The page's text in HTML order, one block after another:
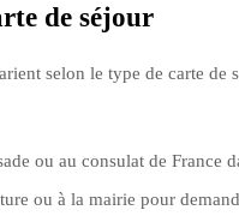
de séjour
selon le type de carte de
ou au consulat de France
ou à la mairie pour